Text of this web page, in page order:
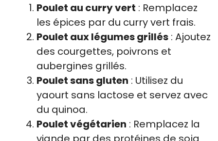
Poulet au curry vert : Remplacez
les épices par du curry vert frais.
Poulet aux légumes grillés : Ajoutez
des courgettes, poivrons et
aubergines grillés.
Poulet sans gluten : Utilisez du
yaourt sans lactose et servez avec
du quinoa.
Poulet végétarien : Remplacez la